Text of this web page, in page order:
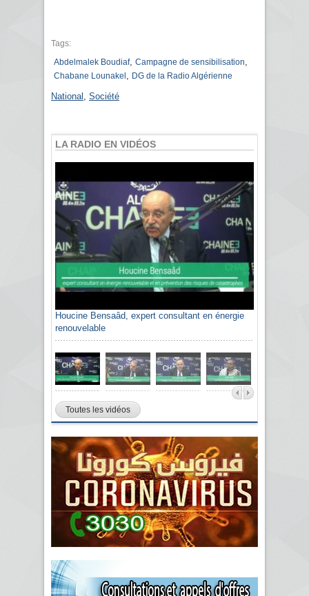
Tags:
Abdelmalek Boudiaf, Campagne de sensibilisation
Chabane Lounakel DG de la Radio Algérienne
National Société
LA RADIO EN VIDÉOS
Houcine Bensaâd, expert consultant en énergie
renouvelable
Toutes les vidéos